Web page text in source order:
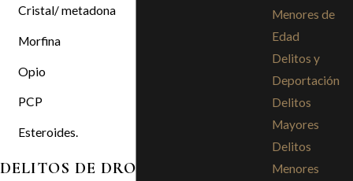
Cristal/ metadona
Morfina
Opio
PCP
Esteroides.
DELITOS DE DROGAS EN
Menores de
Edad
Delitos y
Deportación
Delitos
Mayores
Delitos
Menores